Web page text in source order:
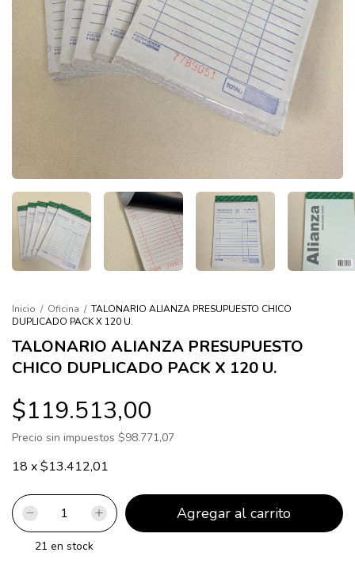
Inicio / Oficina / TALONARIO ALIANZA PRESUPUESTO CHICO
DUPLICADO PACK X 120 U.
TALONARIO ALIANZA PRESUPUESTO
CHICO DUPLICADO PACK X 120 U.
$119.513,00
Precio sin impuestos $98.771,07
18 x$13.412,01
21 en stock